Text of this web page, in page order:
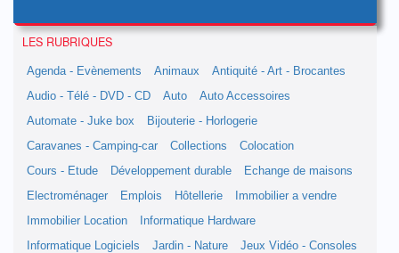
LES RUBRIQUES
Agenda - Evènements Animaux
Antiquité - Art - Brocantes
Audio - Télé - DVD - CD
Auto
Auto Accessoires
Automate - Juke box
Bijouterie - Horlogerie
Caravanes - Camping-car
Collections
Colocation
Cours - Etude
Développement durable
Echange de maisons
Electroménager
Emplois Hôtellerie
Immobilier a vendre
Immobilier Location
Informatique Hardware
Informatique Logiciels
Jardin - Nature
Jeux Vidéo - Consoles